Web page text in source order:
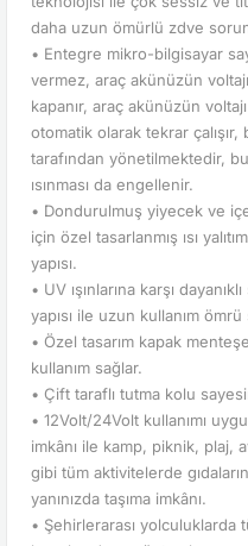
daha uzun ömürlü zdve
• Entegre mikro-bilgisayar
vermez, araç akünüzün
kapanır, araç akünüzün
otomatik olarak tekrar
tarafından yönetilmektedir, bu
ısınması da engellenir.
• Dondurulmuş yiyecek ve
için özel tasarlanmış ısı
yapısı.
• UV ışınlarına karşı
yapısı ile uzun kullanım ömrü
• Özel tasarım kapak
kullanım sağlar.
• Çift taraflı tutma kolu
• 12Volt/24Volt kullanımı
imkânı ile kamp, piknik, plaj,
gibi tüm aktivitelerde
yanınızda taşıma imkânı.
• Şehirlerarası yolculuklarda